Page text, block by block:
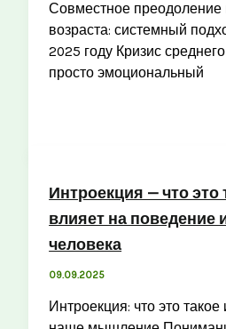
Совместное преодоление
возраста: системный
2025 году Кризис
просто эмоциональный
Интроекция — что это
влияет на поведение
человека
09.09.2025
Интроекция: что это